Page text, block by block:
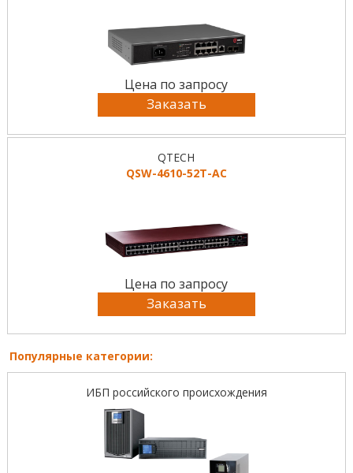
Цена по запросу
Заказать
QTECH
QSW-4610-52T-AC
Цена по запросу
Заказать
Популярные категории:
ИБП российского происхождения